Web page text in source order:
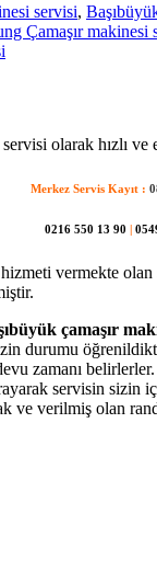
servisi,
Çamaşır makinesi
olarak hızlı
Merkez Servis Kayıt :
0216 550 13 90 |
hizmeti vermekte olan
çamaşır
zamanı
servisin sizin
ve verilmiş olan